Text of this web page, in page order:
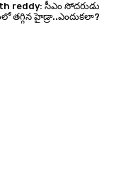
reddy: సీఎం సోదరుడు
తగ్గిన హైడ్రా..ఎందుకలా?